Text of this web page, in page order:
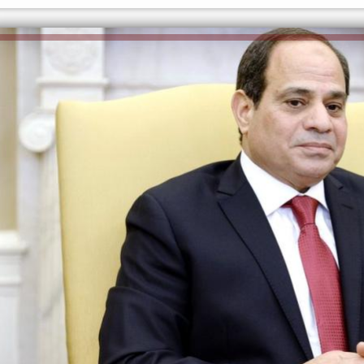
إلهام شرشر تكتب: دي مبقتش كورة..
دي سياسة
الكاتبة إلهام شرشر تهنئ الرئيس
السيسي بعيد ميلاده وتُشيد بجهوده
في بناء الدولة